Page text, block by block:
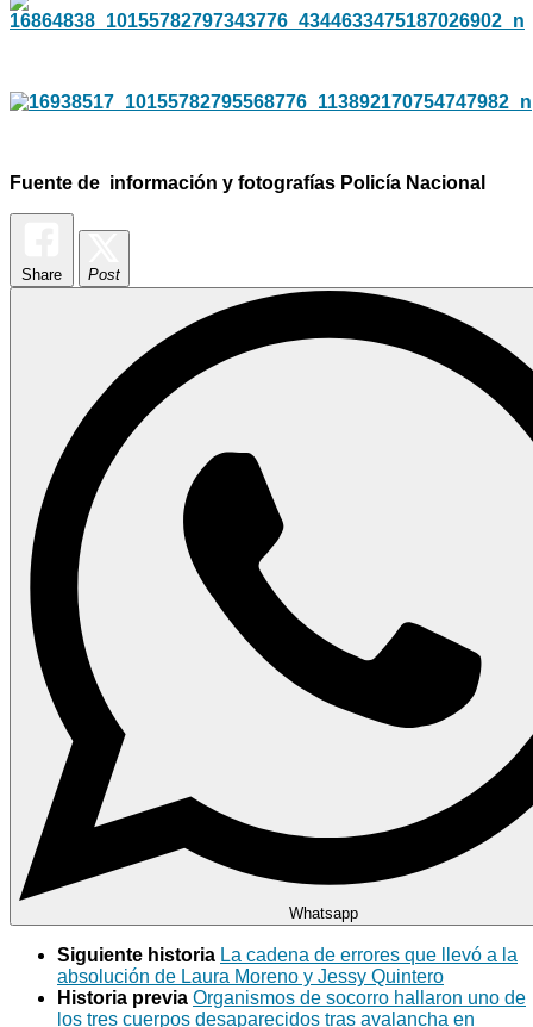
Fuente de información y fotografías Policía Nacional
Share Post
Whatsapp
Siguiente historia La cadena de errores que llevó a la
absolución de Laura Moreno y Jessy Quintero
Historia previa Organismos de socorro hallaron uno de
los tres cuerpos desaparecidos tras avalancha en